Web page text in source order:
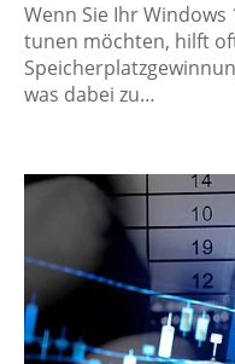
Wenn Sie Ihr
tunen möchten, hilft
was dabei zu…